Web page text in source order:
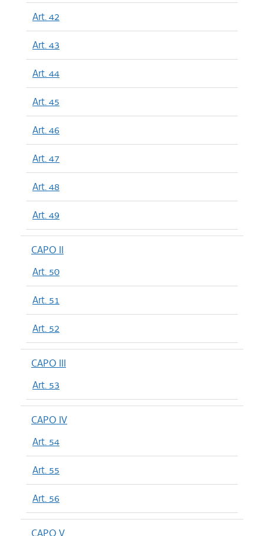
Art. 42
Art. 43
Art. 44
Art. 45
Art. 46
Art. 47
Art. 48
Art. 49
CAPO II
Art. 50
Art. 51
Art. 52
CAPO III
Art. 53
CAPO IV
Art. 54
Art. 55
Art. 56
CAPO V